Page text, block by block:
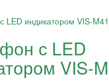
с LED
VIS-